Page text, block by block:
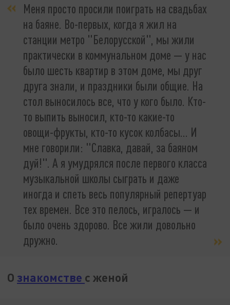
Меня просто просили поиграть на свадьбах
на баяне. Во-первых, когда я жил на
станции метро "Белорусской", мы жили
практически в коммунальном доме — у нас
было шесть квартир в этом доме, мы друг
друга знали, и праздники были общие. На
стол выносилось все, что у кого было. Кто-
то выпить выносил, кто-то какие-то
овощи-фрукты, кто-то кусок колбасы... И
мне говорили: "Славка, давай, за баяном
дуй!". А я умудрялся после первого класса
музыкальной школы сыграть и даже
иногда и спеть весь популярный репертуар
тех времен. Все это пелось, игралось — и
было очень здорово. Все жили довольно
дружно.
О знакомстве с женой